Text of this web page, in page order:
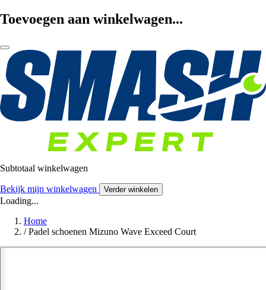
Toevoegen aan winkelwagen...
Subtotaal winkelwagen
Bekijk mijn winkelwagen Verder winkelen
Loading...
Home
/ Padel schoenen Mizuno Wave Exceed Court